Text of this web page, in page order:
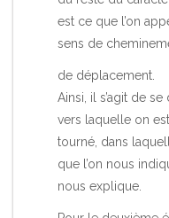
est ce que l’on
sens de
de déplacement.
Ainsi, il s’agit de
vers laquelle on est
tourné, dans
que l’on nous
nous explique.